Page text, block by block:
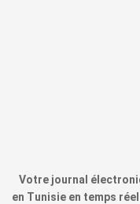
Votre journal
en Tunisie en temps